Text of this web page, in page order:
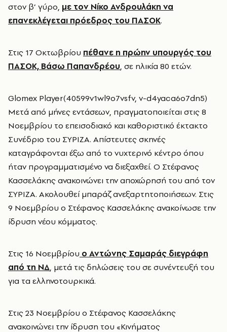
στον β’ γύρο, με τον Νίκο Ανδρουλάκη να
επανεκλέγεται πρόεδρος του ΠΑΣΟΚ.
Στις 17 Οκτωβρίου πέθανε η πρώην υπουργός του
ΠΑΣΟΚ, Βάσω Παπανδρέου, σε ηλικία 80 ετών.
Glomex Player(40599v1wl9o7vsfv, v-d4yaca6o7dn5)
Μετά από μήνες εντάσεων, πραγματοποιείται στις 8
Νοεμβρίου το επεισοδιακό και καθοριστικό έκτακτο
Συνέδριο του ΣΥΡΙΖΑ. Απίστευτες σκηνές
καταγράφονται έξω από το νυχτερινό κέντρο όπου
ήταν προγραμματισμένο να διεξαχθεί. Ο Στέφανος
Κασσελάκης ανακοινώνει την αποχώρησή του από τον
ΣΥΡΙΖΑ. Ακολουθεί μπαράζ ανεξαρτητοποιήσεων. Στις
9 Νοεμβρίου ο Στέφανος Κασσελάκης ανακοίνωσε την
ίδρυση νέου κόμματος.
Στις 16 Νοεμβρίου ο Αντώνης Σαμαράς διεγράφη
από τη ΝΔ, μετά τις δηλώσεις του σε συνέντευξή του
για τα ελληνοτουρκικά.
Στις 23 Νοεμβρίου ο Στέφανος Κασσελάκης
ανακοινώνει την ίδρυση του «Κινήματος